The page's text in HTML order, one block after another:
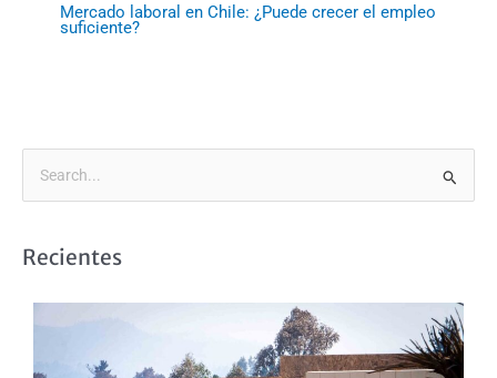
Mercado laboral en Chile: ¿Puede crecer el empleo
suficiente?
cRecientes